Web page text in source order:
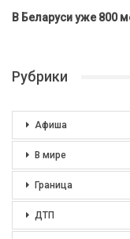
В Беларуси уже 800
Рубрики
Афиша
В мире
Граница
ДТП